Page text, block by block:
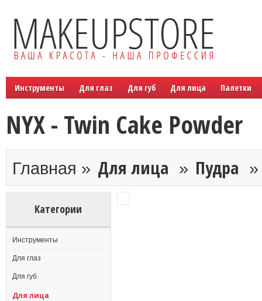
Инструменты Для глаз Для губ Для лица Палетки
NYX - Twin Cake Powder
Главная » Для лица » Пудра
Категории
Инструменты
Для глаз
Для губ
Для лица